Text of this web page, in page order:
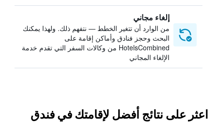
إلغاء مجاني
من الوارد أن تتغير الخطط — نتفهم ذلك. ولهذا يمكنك
البحث وحجز فنادق وأماكن إقامة على
HotelsCombined من وكالات السفر التي تقدم خدمة
الإلغاء المجاني
اعثر على نتائج أفضل لإقامتك في فندق